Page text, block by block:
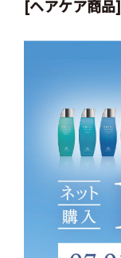
[ヘアケア商品]